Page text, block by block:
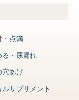
・点滴
る・尿漏れ
穴あけ
ルサプリメント